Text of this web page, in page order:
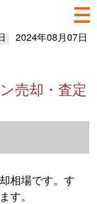
2024年08月07日
売却・査定
情報（2023
相場です。す
す。